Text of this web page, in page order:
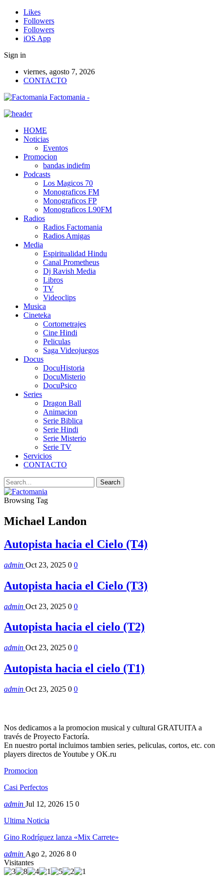
Likes
Followers
Followers
iOS App
Sign in
viernes, agosto 7, 2026
CONTACTO
Factomania -
HOME
Noticias
Eventos
Promocion
bandas indiefm
Podcasts
Los Magicos 70
Monograficos FM
Monograficos FP
Monograficos L90FM
Radios
Radios Factomania
Radios Amigas
Media
Espiritualidad Hindu
Canal Prometheus
Dj Ravish Media
Libros
TV
Videoclips
Musica
Cineteka
Cortometrajes
Cine Hindi
Peliculas
Saga Videojuegos
Docus
DocuHistoria
DocuMisterio
DocuPsico
Series
Dragon Ball
Animacion
Serie Biblica
Serie Hindi
Serie Misterio
Serie TV
Servicios
CONTACTO
Browsing Tag
Michael Landon
Autopista hacia el Cielo (T4)
admin Oct 23, 2025 0 0
Autopista hacia el Cielo (T3)
admin Oct 23, 2025 0 0
Autopista hacia el cielo (T2)
admin Oct 23, 2025 0 0
Autopista hacia el cielo (T1)
admin Oct 23, 2025 0 0
Nos dedicamos a la promocion musical y cultural GRATUITA a
través de Proyecto Factoría.
En nuestro portal incluimos tambien series, peliculas, cortos, etc. con
players directos de Youtube y OK.ru
Promocion
Casi Perfectos
admin Jul 12, 2026 15 0
Ultima Noticia
Gino Rodríguez lanza «Mix Carrete»
admin Ago 2, 2026 8 0
Visitantes